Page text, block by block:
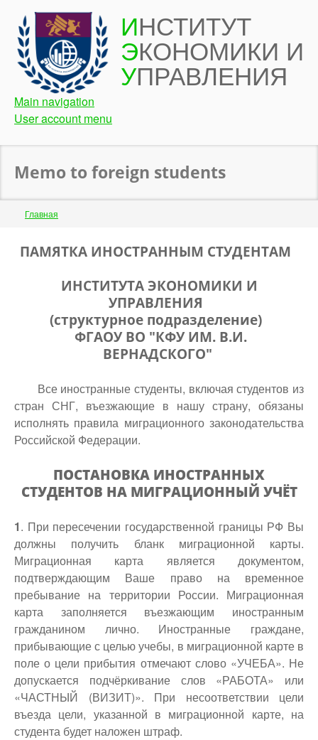
Перейти
основному
содержанию
ИНСТИТУТ
ЭКОНОМИКИ И
УПРАВЛЕНИЯ
Main navigation
User account menu
Memo to foreign students
Строка
навигации
Главная
Back
ПАМЯТКА ИНОСТРАННЫМ СТУДЕНТАМ
ИНСТИТУТА ЭКОНОМИКИ И
УПРАВЛЕНИЯ
(структурное подразделение)
ФГАОУ ВО "КФУ ИМ. В.И.
ВЕРНАДСКОГО"
Все иностранные студенты, включая студентов из
стран СНГ, въезжающие в нашу страну, обязаны
исполнять правила миграционного законодательства
Российской Федерации.
ПОСТАНОВКА ИНОСТРАННЫХ
СТУДЕНТОВ НА МИГРАЦИОННЫЙ УЧЁТ
1. При пересечении государственной границы РФ Вы
должны получить бланк миграционной карты.
Миграционная карта является документом,
подтверждающим Ваше право на временное
пребывание на территории России. Миграционная
карта заполняется въезжающим иностранным
гражданином лично. Иностранные граждане,
прибывающие с целью учебы, в миграционной карте в
поле о цели прибытия отмечают слово «УЧЕБА». Не
допускается подчёркивание слов «РАБОТА» или
«ЧАСТНЫЙ (ВИЗИТ)». При несоответствии цели
въезда цели, указанной в миграционной карте, на
студента будет наложен штраф.